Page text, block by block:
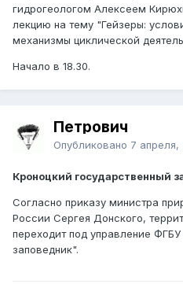
гидрогеологом Алексеем
лекцию на тему "Гейзеры:
механизмы циклической
Начало в 18.30.
Петрович
Опубликовано 7 апреля,
Кроноцкий государственный
Согласно приказу министра
России Сергея Донского,
переходит под управление
заповедник".